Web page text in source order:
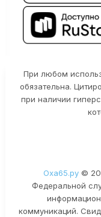
При любом
обязательна.
при наличии
Оха65.ру©
Федеральной
коммуникаций.